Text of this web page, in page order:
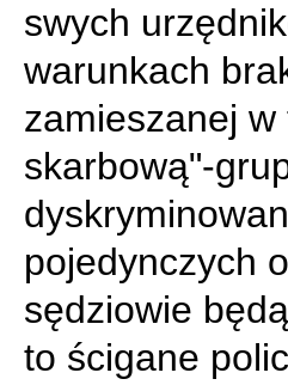
swych
warunkach
zamieszanej
skarbową"-
pojedynczych
sędziowie
to ścigane